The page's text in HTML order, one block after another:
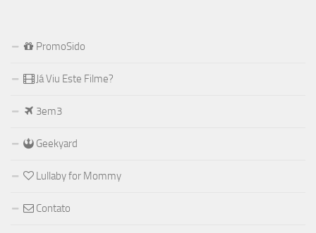
PromoSido
Já Viu Este Filme?
3em3
Geekyard
Lullaby for Mommy
Contato